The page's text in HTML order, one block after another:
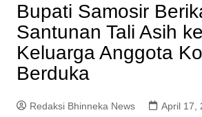
Bupati Samosir
Santunan Tali Asih
Keluarga Anggota
Berduka
Redaksi Bhinneka News April 17,